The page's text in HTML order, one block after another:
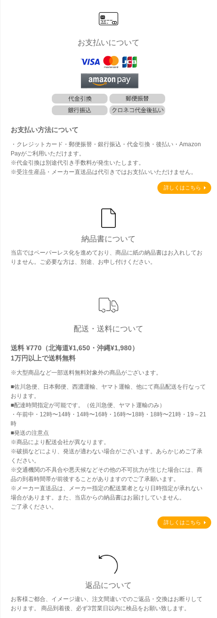
お支払いについて
お支払い方法について
・クレジットカード・郵便振替・銀行振込・代金引換・後払い・Amazon
Payがご利用いただけます。
※代金引換は別途代引き手数料が発生いたします。
※受注生産品・メーカー直送品は代引きではお支払いいただけません。
詳しくはこちら
納品書について
当店ではペーパーレス化を進めており、商品に紙の納品書はお入れしてお
りません。ご必要な方は、別途、お申し付けください。
配送・送料について
送料 ¥770（北海道¥1,650・沖縄¥1,980）
1万円以上で送料無料
※大型商品など一部送料無料対象外の商品がございます。
■佐川急便、日本郵便、西濃運輸、ヤマト運輸、他にて商品配送を行なって
おります。
■配達時間指定が可能です。（佐川急便、ヤマト運輸のみ）
・午前中・12時〜14時・14時〜16時・16時〜18時・18時〜21時・19～21
時
■発送の注意点
※商品により配送会社が異なります。
※破損などにより、発送が適わない場合がございます。あらかじめご了承
ください。
※交通機関の不具合や悪天候などその他の不可抗力が生じた場合には、商
品の到着時間帯が前後することがありますのでご了承願います。
※メーカー直送品は、メーカー指定の配送業者となり日時指定が承れない
場合があります。また、当店からの納品書はお届けしていません。
ご了承ください。
詳しくはこちら
返品について
お客様ご都合、イメージ違い、注文間違いでのご返品・交換はお断りして
おります。 商品到着後、必ず3営業日以内に検品をお願い致します。